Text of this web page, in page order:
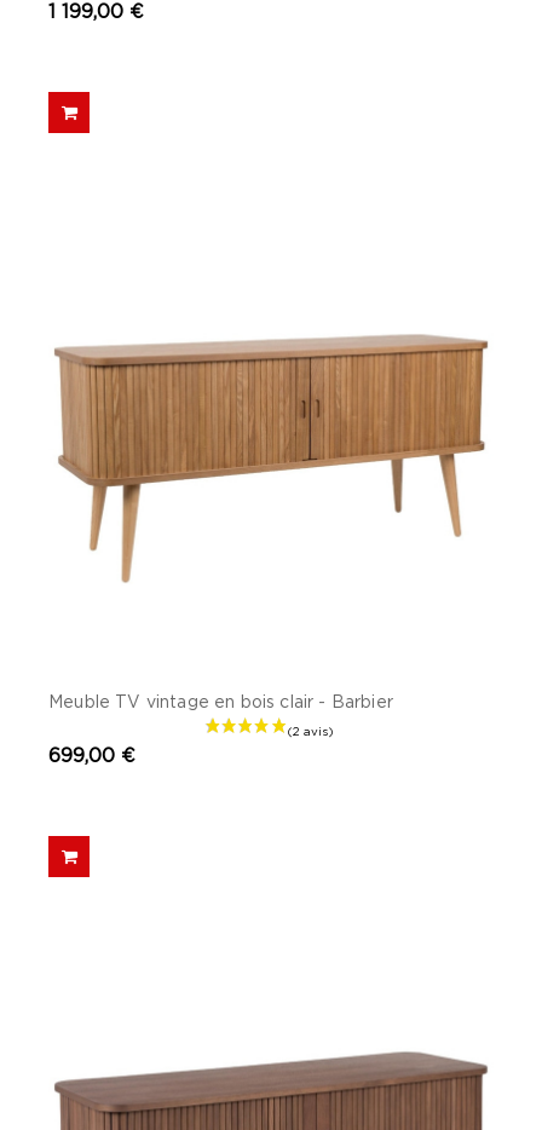
1 199,00 €
Meuble TV vintage en bois clair - Barbier
699,00 €